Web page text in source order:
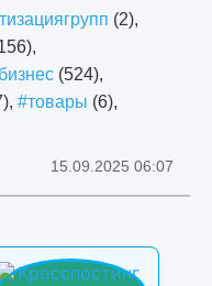
(2),
(524),
#товары (6),
15.09.2025 06:07